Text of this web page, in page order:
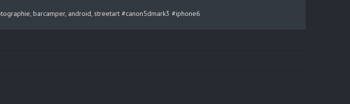
barcamper, android, streetart #canon5dmark3 #iphone6